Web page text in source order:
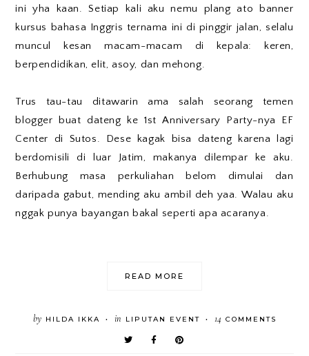
ini yha kaan. Setiap kali aku nemu plang ato banner
kursus bahasa Inggris ternama ini di pinggir jalan, selalu
muncul kesan macam-macam di kepala: keren,
berpendidikan, elit, asoy, dan mehong.
Trus tau-tau ditawarin ama salah seorang temen
blogger buat dateng ke 1st Anniversary Party-nya EF
Center di Sutos. Dese kagak bisa dateng karena lagi
berdomisili di luar Jatim, makanya dilempar ke aku.
Berhubung masa perkuliahan belom dimulai dan
daripada gabut, mending aku ambil deh yaa. Walau aku
nggak punya bayangan bakal seperti apa acaranya.
READ MORE
by HILDA IKKA • in LIPUTAN EVENT • 14 COMMENTS